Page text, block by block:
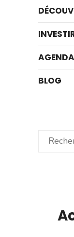
AGENDA
BLOG